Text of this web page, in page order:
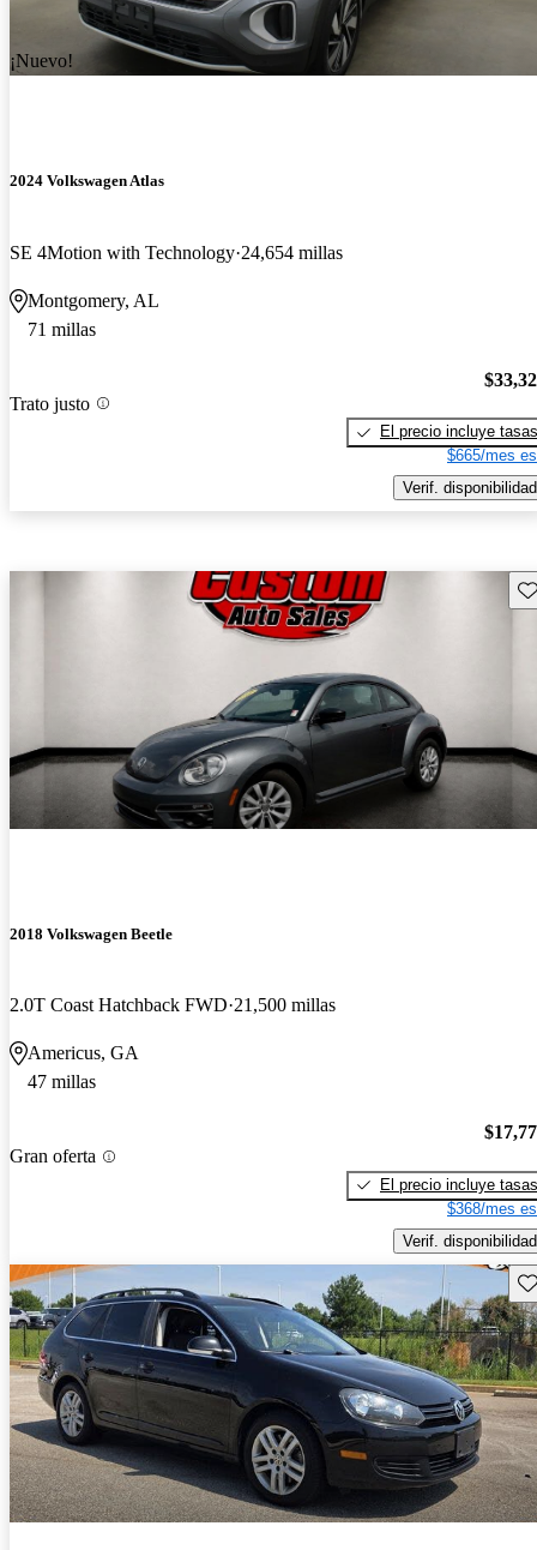
¡Nuevo!
2024 Volkswagen Atlas
SE 4Motion with Technology 24,654 millas
Montgomery, AL
71 millas
Trato justo
El precio incluye tasas
$665/mes
Verif. disponibilidad
2018 Volkswagen Beetle
2.0T Coast Hatchback FWD 21,500 millas
Americus, GA
47 millas
Gran oferta
El precio incluye tasas
$368/mes
Verif. disponibilidad